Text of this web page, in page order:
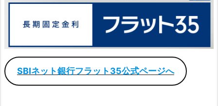
SBIネット銀行フラット35公式ページへ